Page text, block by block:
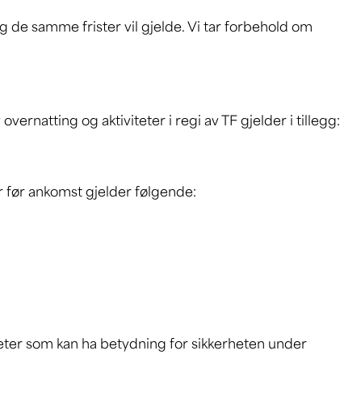
de samme frister vil gjelde. Vi tar forbehold om
og aktiviteter i regi av TF gjelder i tillegg:
før ankomst gjelder følgende:
som kan ha betydning for sikkerheten under